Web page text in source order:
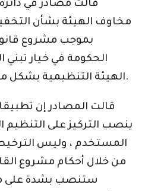
قالت مصادر في
مخاوف الهيئة بشأن
بموجب مشروع
الحكومة في خيار تبني
الهيئة التنظيمية بشكل منفصل في مرحلة لاحقة.
قالت المصادر إن
المستخدم ، وليس
ستنصب بشدة على